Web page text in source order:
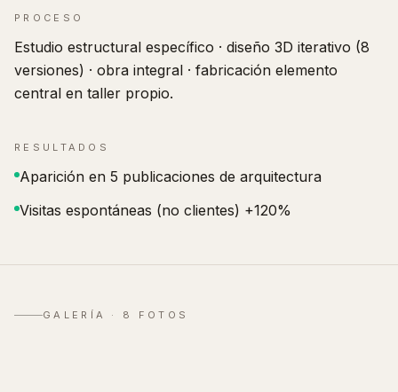
PROCESO
Estudio estructural específico · diseño 3D iterativo (8
versiones) · obra integral · fabricación elemento
central en taller propio.
RESULTADOS
Aparición en 5 publicaciones de arquitectura
Visitas espontáneas (no clientes) +120%
GALERÍA · 8 FOTOS